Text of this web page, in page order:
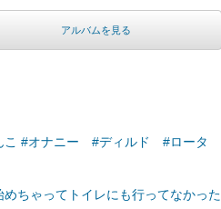
アルバムを見る
こ #オナニー #ディルド #ロータ
めちゃってトイレにも行ってなかった